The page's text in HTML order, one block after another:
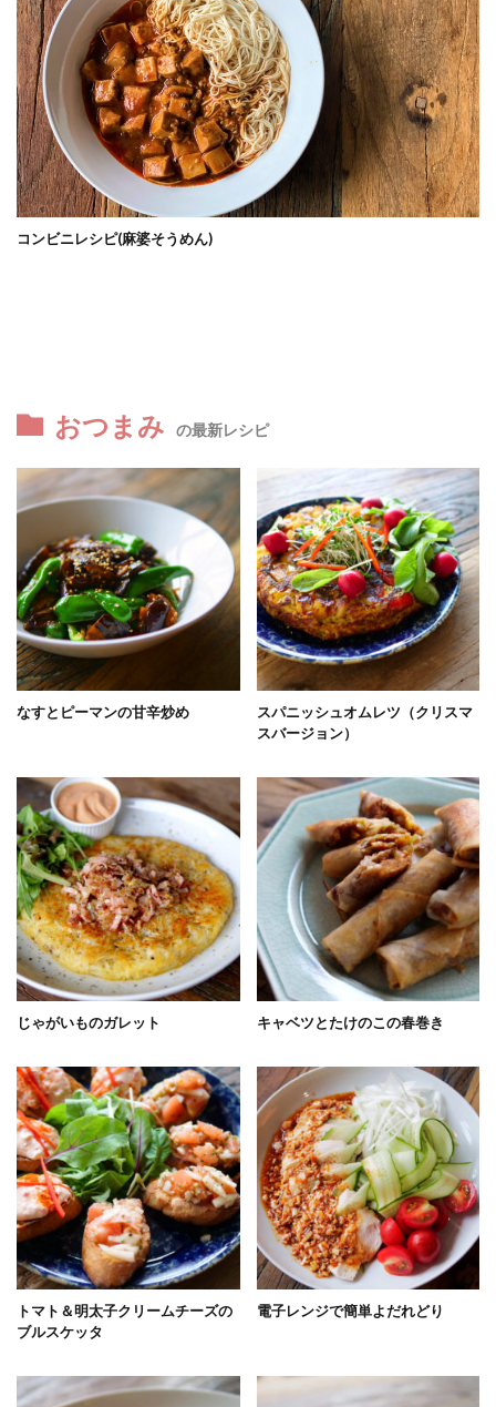
コンビニレシピ(麻婆そうめん)
おつまみ の最新レシピ
なすとピーマンの甘辛炒め
スパニッシュオムレツ（クリスマ
スバージョン）
じゃがいものガレット キャベツとたけのこの春巻き
トマト＆明太子クリームチーズの
ブルスケッタ
電子レンジで簡単よだれどり